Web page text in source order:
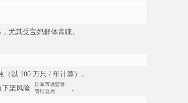
尤其受宝妈群体青睐。
以 100 万只 / 年计算）。
下架风险
国家市场监督
管理总局
。